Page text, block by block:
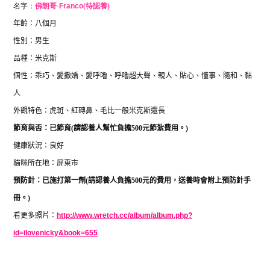
名字： 佛朗哥-Franco(待認養)
年齡：八個月
性別：男生
品種：米克斯
個性：乖巧、愛撒嬌、愛呼嚕、呼嚕超大聲、親人、貼心、懂事、隨和、黏
人
外觀特色：虎斑、紅磚鼻、毛比一般米克斯還長
節育與否：已節育(請認養人幫忙負擔500元節紮費用。 )
健康狀況：良好
貓咪所在地：屏東市
預防針：已施打第一劑(請認養人負擔500元的費用，送養時會附上預防針手
冊。 )
看更多照片： http://www.wretch.cc/album/album.php?
id=ilovenicky&book=655